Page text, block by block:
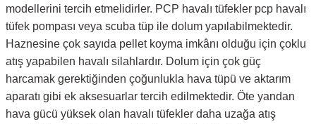
modellerini tercih etmelidirler. PCP havalı tüfekler pcp havalı
tüfek pompası veya scuba tüp ile dolum yapılabilmektedir.
Haznesine çok sayıda pellet koyma imkânı olduğu için çoklu
atış yapabilen havalı silahlardır. Dolum için çok güç
harcamak gerektiğinden çoğunlukla hava tüpü ve aktarım
aparatı gibi ek aksesuarlar tercih edilmektedir. Öte yandan
hava gücü yüksek olan havalı tüfekler daha uzağa atış